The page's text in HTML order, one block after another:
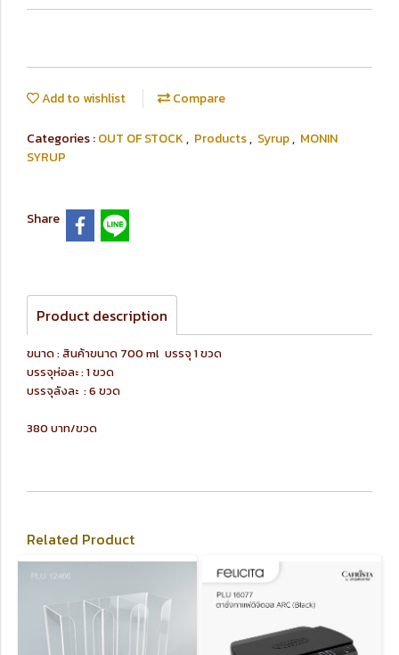
Add to wishlist Compare
Categories :OUT OF STOCK, Products, Syrup, MONIN
SYRUP
Share
Product description
ขนาด : สินค้าขนาด 700 ml บรรจุ 1 ขวด
บรรจุห่อละ : 1 ขวด
บรรจุลังละ : 6 ขวด
380 บาท/ขวด
Related Product